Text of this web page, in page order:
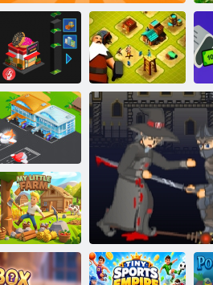
Brainrot Tıklama Yarışması
Milyarder olmak
istiyorum 2
Şehir kurma
Havaalanı vızıltı